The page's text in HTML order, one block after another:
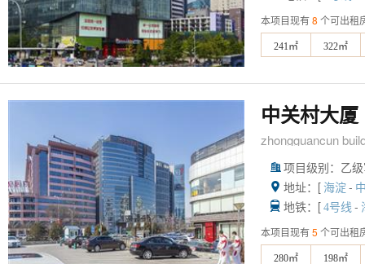
本项目现有8 个可出租
241㎡ 322㎡
中关村大厦
zhongguancun
 项目级别：乙
 地址：[ 海淀 -
 地铁：[ 4号线 -
本项目现有5 个可出租
280㎡ 198㎡